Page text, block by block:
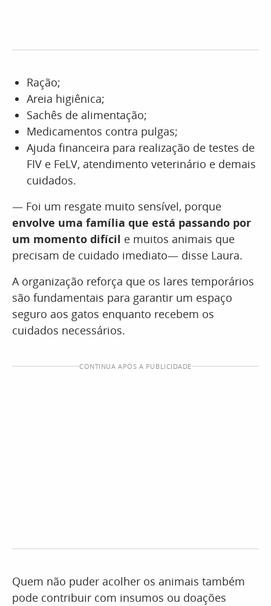
Ração;
Areia higiênica;
Sachês de alimentação;
Medicamentos contra pulgas;
Ajuda financeira para realização de testes de
FIV e FeLV, atendimento veterinário e demais
cuidados.
— Foi um resgate muito sensível, porque
envolve uma família que está passando por
um momento difícil e muitos animais que
precisam de cuidado imediato— disse Laura.
A organização reforça que os lares temporários
são fundamentais para garantir um espaço
seguro aos gatos enquanto recebem os
cuidados necessários.
CONTINUA APÓS A PUBLICIDADE
Quem não puder acolher os animais também
pode contribuir com insumos ou doações